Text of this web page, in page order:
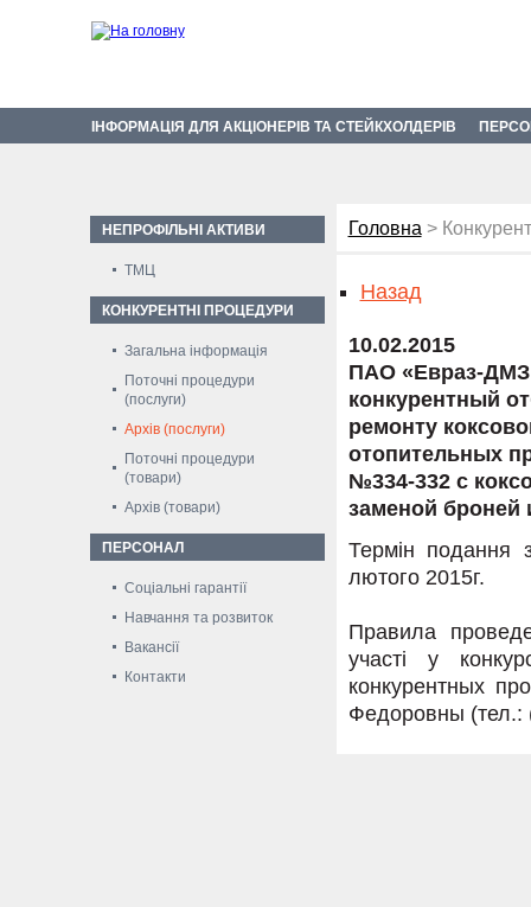
ІНФОРМАЦІЯ ДЛЯ АКЦІОНЕРІВ ТА СТЕЙКХОЛДЕРІВ
НЕПРОФІЛЬНІ АКТИВИ
ТМЦ
КОНКУРЕНТНІ ПРОЦЕДУРИ
Загальна інформація
Поточні процедури
(послуги)
Архів (послуги)
Поточні процедури
(товари)
Архів (товари)
ПЕРСОНАЛ
Соціальні гарантії
Навчання та розвиток
Вакансії
Контакти
Головна >
Назад
10.02.2015
ПАО «Евраз-ДМЗ
конкурентный
ремонту
отопительных
№334-332 с
заменой броней
Термін подання
лютого 2015г.
Правила
участі у
конкурентных
Федоровны (тел.: